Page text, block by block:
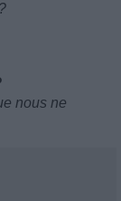
nous ne